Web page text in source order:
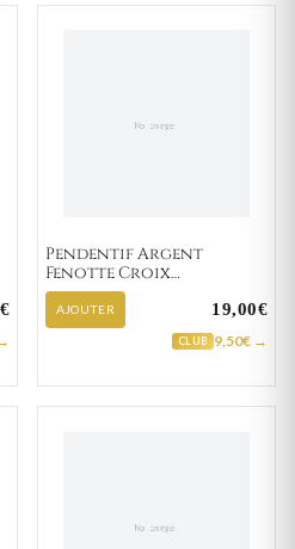
Pendentif Argent
Fenotte Croix
Chrétienne
AJOUTER 19,00€
CLUB 9,50€ →